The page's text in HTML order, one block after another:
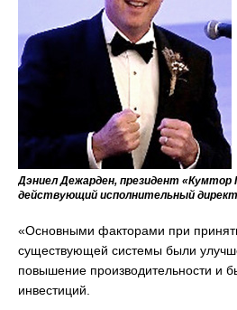
Дэниел Дежарден, президент «Кумтор
действующий исполнительный
«Основными факторами при
существующей системы были
повышение производительности и
инвестиций.